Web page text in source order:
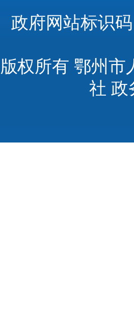
政府网站标识
版权所有 鄂州市
社 政